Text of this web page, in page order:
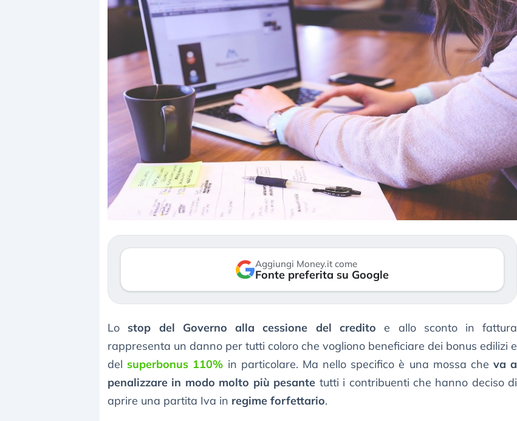
Aggiungi Money.it come
Fonte preferita su Google
Lo stop del Governo alla cessione del credito e allo sconto in fattura
rappresenta un danno per tutti coloro che vogliono beneficiare dei bonus edilizi e
del superbonus 110% in particolare. Ma nello specifico è una mossa cheva a
penalizzare in modo molto più pesante tutti i contribuenti che hanno deciso di
aprire una partita Iva in regime forfettario.
Dalle valutazioni estreme alla
correzione. Cosa sta guidando il
repricing degli asset?
3 agosto 2026
«La mia vita è rovinata». Investitori
in preda al panico dopo lo scoppio
della bolla AI
Kospi, mentre gli investitori retail (…)
30 luglio 2026